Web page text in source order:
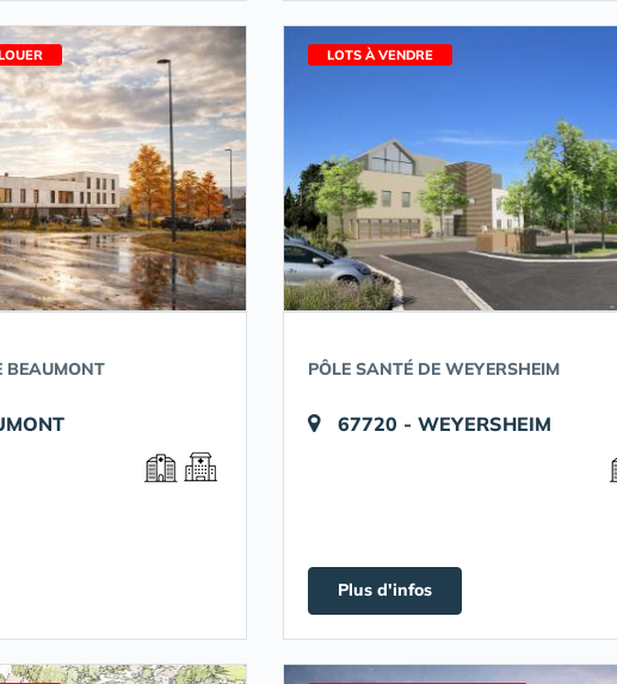
BEAUMONT
LOTS À VENDRE
PÔLE SANTÉ DE WEYERSHEIM
67720 - WEYERSHEIM
Plus d'infos